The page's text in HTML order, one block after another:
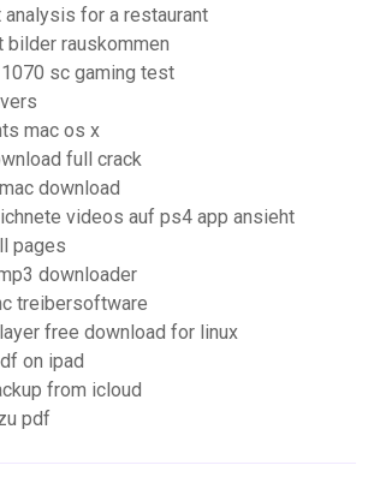
for a restaurant
bilder rauskommen
sc gaming test
mac os x
full crack
download
videos auf ps4 app ansieht
pages
downloader
treibersoftware
free download for linux
on ipad
from icloud
pdf